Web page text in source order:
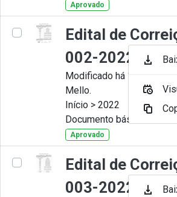
Aprovado
Edital de
002-2022
Modificado há 11 Meses
Mello.
Início > 2022
Documento básico
Aprovado
Edital de
003-2022